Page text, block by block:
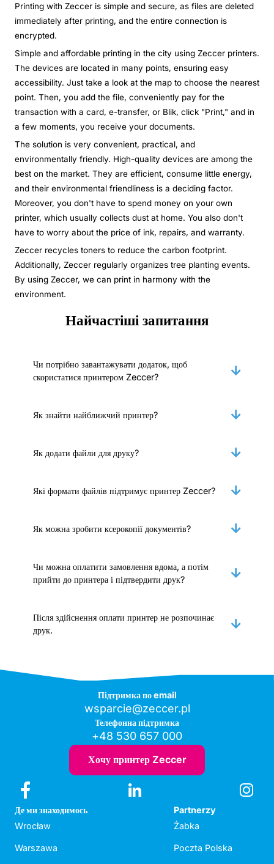
Printing with Zeccer is simple and secure, as files are deleted
immediately after printing, and the entire connection is
encrypted.
Simple and affordable printing in the city using Zeccer printers.
The devices are located in many points, ensuring easy
accessibility. Just take a look at the map to choose the nearest
point. Then, you add the file, conveniently pay for the
transaction with a card, e-transfer, or Blik, click "Print," and in
a few moments, you receive your documents.
The solution is very convenient, practical, and
environmentally friendly. High-quality devices are among the
best on the market. They are efficient, consume little energy,
and their environmental friendliness is a deciding factor.
Moreover, you don't have to spend money on your own
printer, which usually collects dust at home. You also don't
have to worry about the price of ink, repairs, and warranty.
Zeccer recycles toners to reduce the carbon footprint.
Additionally, Zeccer regularly organizes tree planting events.
By using Zeccer, we can print in harmony with the
environment.
Найчастіші запитання
Чи потрібно завантажувати додаток, щоб
скористатися принтером Zeccer?
Як знайти найближчий принтер?
Як додати файли для друку?
Які формати файлів підтримує принтер Zeccer?
Як можна зробити ксерокопії документів?
Чи можна оплатити замовлення вдома, а потім
прийти до принтера і підтвердити друк?
Після здійснення оплати принтер не розпочинає
друк.
Підтримка по email
wsparcie@zeccer.pl
Телефонна підтримка
+48 530 657 000
Хочу принтер Zeccer
Де ми знаходимось
Wrocław
Warszawa
Partnerzy
Żabka
Poczta Polska